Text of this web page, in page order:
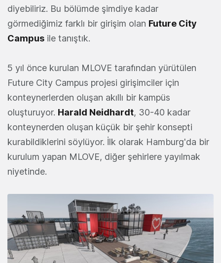
diyebiliriz. Bu bölümde şimdiye kadar
görmediğimiz farklı bir girişim olan Future City
Campus ile tanıştık.
5 yıl önce kurulan MLOVE tarafından yürütülen
Future City Campus projesi girişimciler için
konteynerlerden oluşan akıllı bir kampüs
oluşturuyor. Harald Neidhardt, 30-40 kadar
konteynerden oluşan küçük bir şehir konsepti
kurabildiklerini söylüyor. İlk olarak Hamburg'da bir
kurulum yapan MLOVE, diğer şehirlere yayılmak
niyetinde.